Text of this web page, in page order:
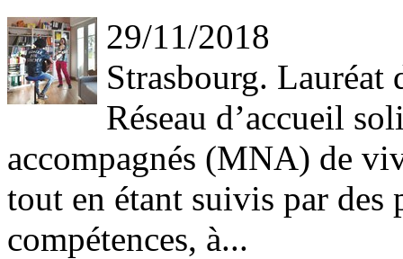
29/11/2018
Strasbourg.
Réseau d’accueil
accompagnés (MNA) de
tout en étant suivis par des
compétences, à...